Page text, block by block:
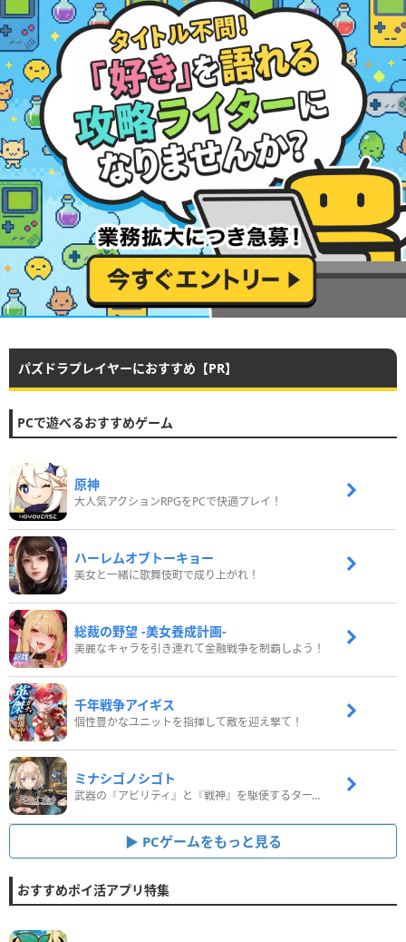
パズドラプレイヤーにおすすめ【PR】
PCで遊べるおすすめゲーム
原神
大人気アクションRPGをPCで快適プレイ！
ハーレムオブトーキョー
美女と一緒に歌舞伎町で成り上がれ！
総裁の野望 -美女養成計画-
美麗なキャラを引き連れて金融戦争を制覇しよう！
千年戦争アイギス
個性豊かなユニットを指揮して敵を迎え撃て！
ミナシゴノシゴト
武器の『アビリティ』と『戦神』を駆使するターン制コマンドバトルRPG！
PCゲームをもっと見る
おすすめポイ活アプリ特集